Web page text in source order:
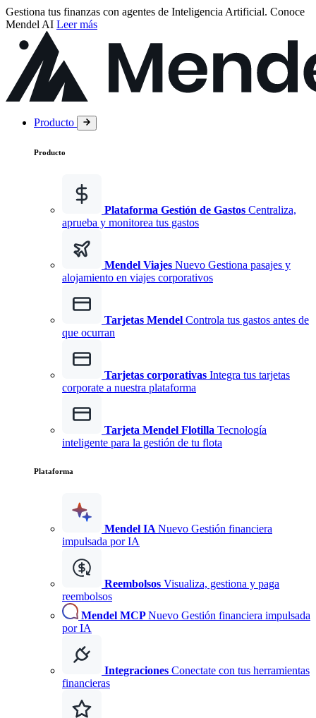
Gestiona tus finanzas con agentes de Inteligencia Artificial. Conoce
Mendel AI Leer más
Producto
Producto
Plataforma Gestión de Gastos Centraliza,
aprueba y monitorea tus gastos
Mendel Viajes Nuevo Gestiona pasajes y
alojamiento en viajes corporativos
Tarjetas Mendel Controla tus gastos antes de
que ocurran
Tarjetas corporativas Integra tus tarjetas
corporate a nuestra plataforma
Tarjeta Mendel Flotilla Tecnología
inteligente para la gestión de tu flota
Plataforma
Mendel IA Nuevo Gestión financiera
impulsada por IA
Reembolsos Visualiza, gestiona y paga
reembolsos
Mendel MCPNuevo Gestión financiera impulsada
por IA
Integraciones Conectate con tus herramientas
financieras